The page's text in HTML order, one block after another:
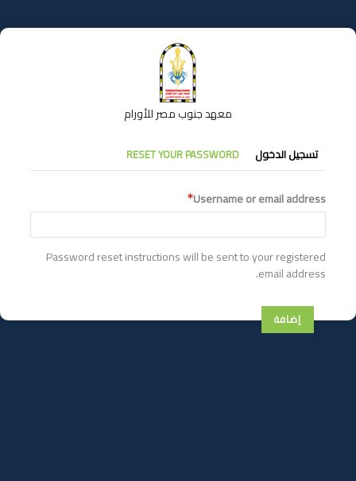
إلى
المحتوى
معهد جنوب مصر للأورام
التبويبات
الأساسية
تسجيل الدخول RESET YOUR PASSWORD
Username or email address
Password reset instructions will be sent to your registered
email address.